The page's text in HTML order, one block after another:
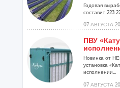
Годовая
составит 223
07 АВГУСТА
ПВУ
Новинка от
установка
исполнении...
07 АВГУСТА